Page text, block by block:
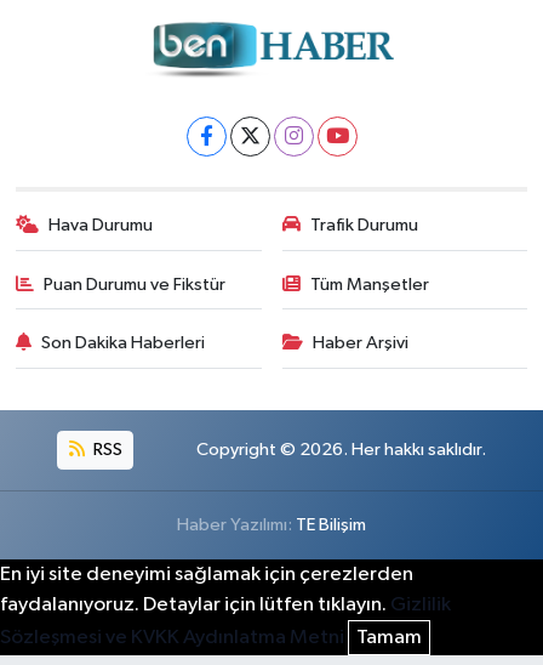
Hava Durumu Trafik Durumu
Puan Durumu ve Fikstür Tüm Manşetler
Son Dakika Haberleri Haber Arşivi
RSS Copyright © 2026. Her hakkı saklıdır.
Haber Yazılımı: TE Bilişim
En iyi site deneyimi sağlamak için çerezlerden
faydalanıyoruz. Detaylar için lütfen tıklayın. Gizlilik
Sözleşmesi ve KVKK Aydınlatma Metni
Tamam